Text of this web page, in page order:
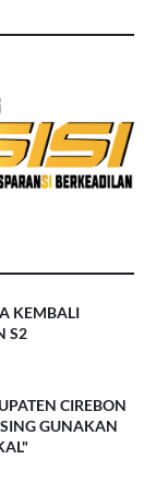
KEMBALI
S2
CIREBON
GUNAKAN